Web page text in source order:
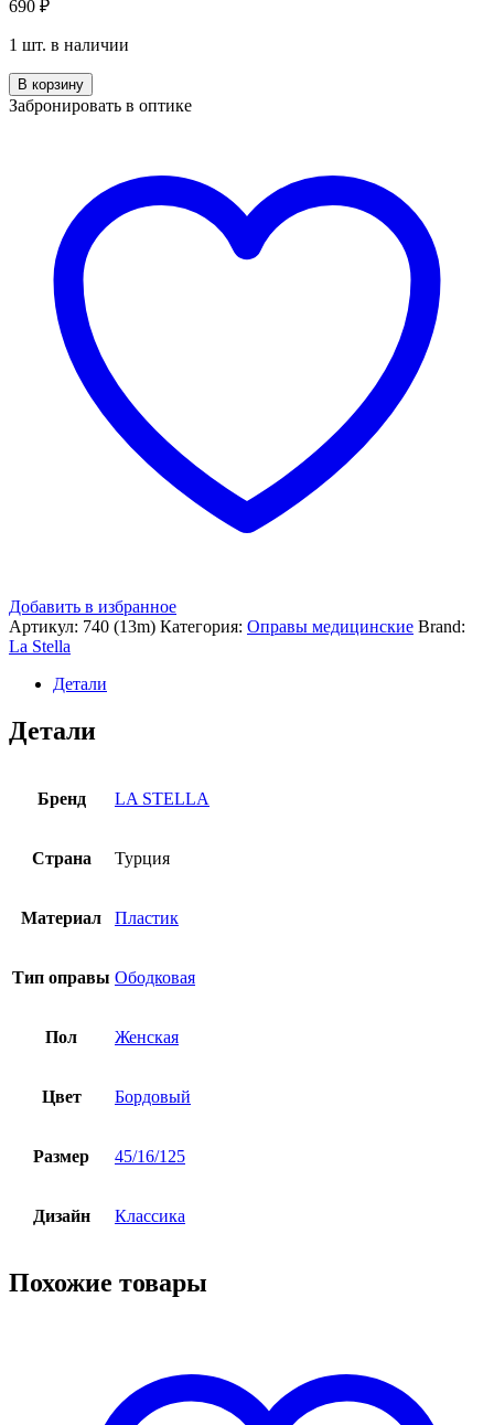
690 ₽
1 шт. в наличии
Количество
LA
STELLA
В корзину
Забронировать в оптике
Добавить в избранное
Артикул: 740 (13m) Категория: Оправы медицинские Brand:
La Stella
Детали
Детали
Бренд LA STELLA
Страна Турция
Материал Пластик
Тип оправы Ободковая
Пол Женская
Цвет Бордовый
Размер 45/16/125
Дизайн Классика
Похожие товары